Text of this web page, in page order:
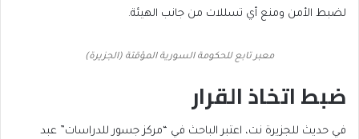
لضبط الأمن ومنع أي تسللات من جانب الهيئة.
معبر تابع للحكومة السورية المؤقتة (الجزيرة)
ضبط اتخاذ القرار
في حديث للجزيرة نت، اعتبر الباحث في “مركز جسور للدراسات” عبد